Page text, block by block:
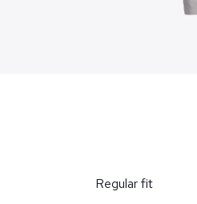
Regular fit